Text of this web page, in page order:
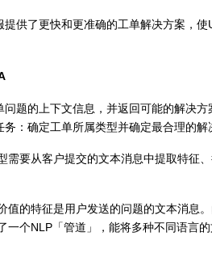
了更快和更准确的工单解决方案，使
题的上下文信息，并返回可能的解决方
：确定工单所属类型并确定最合理的解
要从客户提交的文本消息中提取特征、
的特征是用户发送的问题的文本消息。
一个NLP「管道」，能将多种不同语言